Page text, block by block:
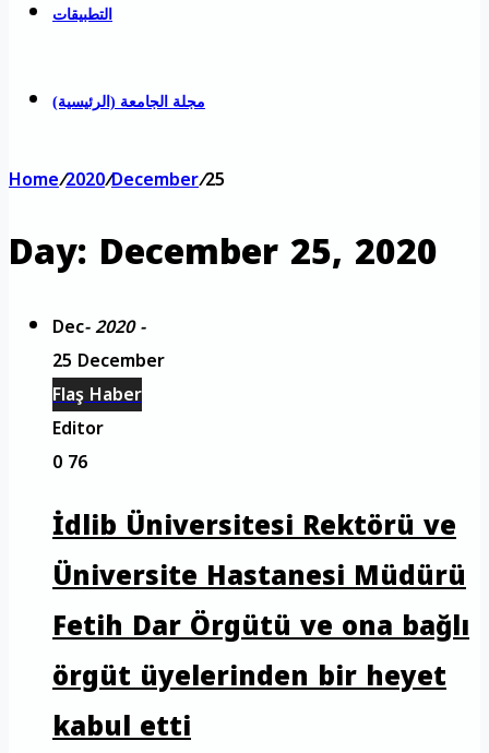
التطبيقات
مجلة الجامعة (الرئيسية)
Home/2020/December/25
Day: December 25, 2020
Dec- 2020 -
25 December
Flaş Haber
Editor
076
İdlib Üniversitesi Rektörü ve
Üniversite Hastanesi Müdürü
Fetih Dar Örgütü ve ona bağlı
örgüt üyelerinden bir heyet
kabul etti